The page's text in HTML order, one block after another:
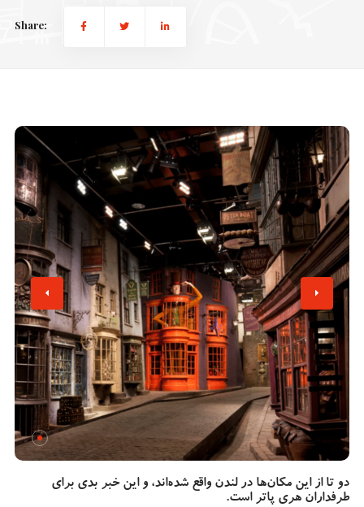
Share:
دو تا از این مکان‌ها در لندن واقع شده‌اند، و این خبر بدی برای
طرفداران هری پاتر است.